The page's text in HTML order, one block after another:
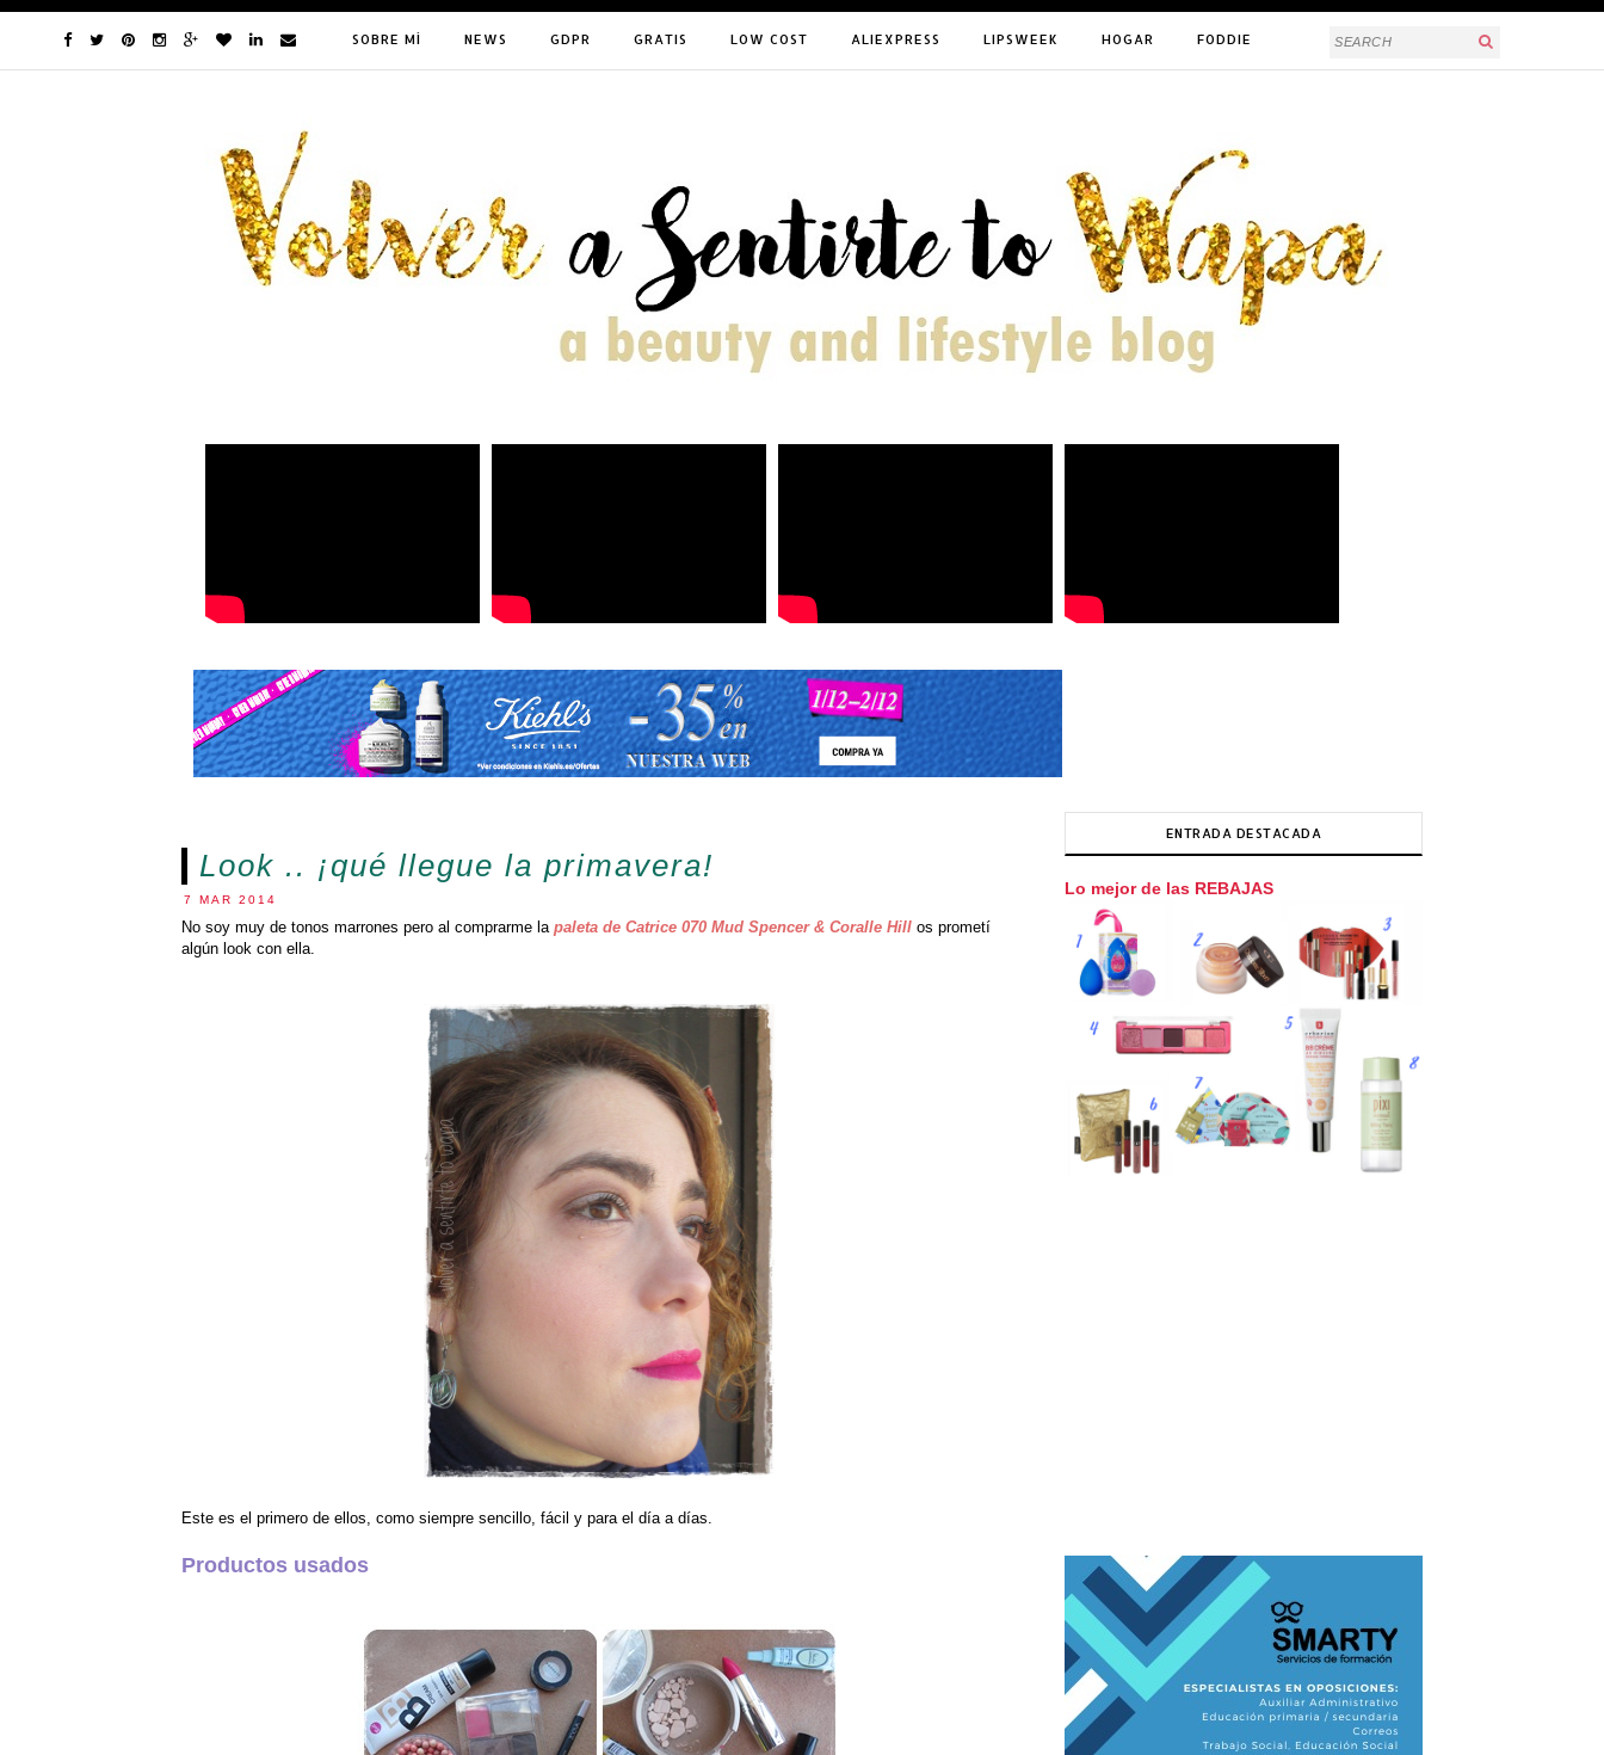
SOBRE MÍ NEWS GDPR GRATIS LOW COST ALIEXPRESS LIPSWEEK HOGAR FODDIE
Look .. ¡qué llegue la primavera!
7 MAR 2014
No soy muy de tonos marrones pero al comprarme la paleta de Catrice 070 Mud Spencer & Coralle Hill os prometí
algún look con ella.
Este es el primero de ellos, como siempre sencillo, fácil y para el día a días.
Productos usados
ENTRADA DESTACADA
Lo mejor de las REBAJAS